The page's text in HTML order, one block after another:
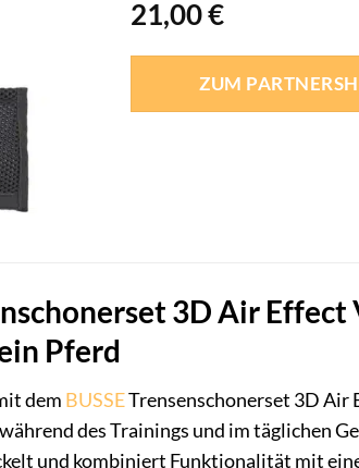
21,00€
ZUM
3D Air
Pferd
dem BUSSETrensenschonerset 3D Air
des Trainings und im täglichen
und kombiniert Funktionalität mit